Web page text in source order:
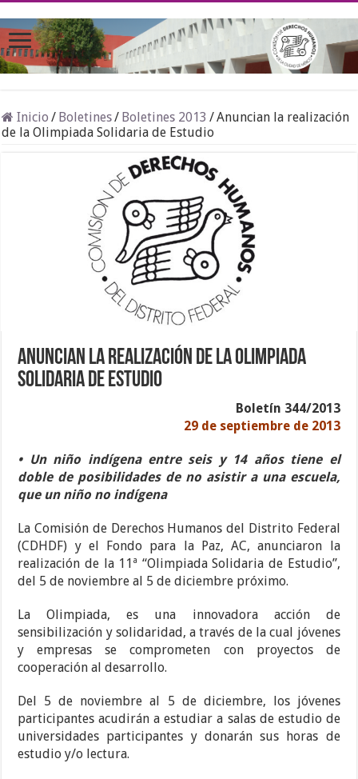
Inicio / Boletines/ Boletines 2013 /Anuncian la realización
de la Olimpiada Solidaria de Estudio
Anuncian la realización de la Olimpiada
Solidaria de Estudio
Boletín 344/2013
29 de septiembre de 2013
• Un niño indígena entre seis y 14 años tiene el
doble de posibilidades de no asistir a una escuela,
que un niño no indígena
La Comisión de Derechos Humanos del Distrito Federal
(CDHDF) y el Fondo para la Paz, AC, anunciaron la
realización de la 11ª “Olimpiada Solidaria de Estudio”,
del 5 de noviembre al 5 de diciembre próximo.
La Olimpiada, es una innovadora acción de
sensibilización y solidaridad, a través de la cual jóvenes
y empresas se comprometen con proyectos de
cooperación al desarrollo.
Del 5 de noviembre al 5 de diciembre, los jóvenes
participantes acudirán a estudiar a salas de estudio de
universidades participantes y donarán sus horas de
estudio y/o lectura.